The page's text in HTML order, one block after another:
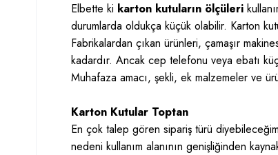
Elbette ki karton kutuların ölçüleri
durumlarda oldukça küçük olabilir. Karton
Fabrikalardan çıkan ürünleri, çamaşır
kadardır. Ancak cep telefonu veya ebatı
Muhafaza amacı, şekli, ek malzemeler ve
Karton Kutular Toptan
En çok talep gören sipariş türü
nedeni kullanım alanının genişliğinden